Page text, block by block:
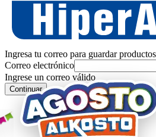
Ingresa tu correo para guardar
Correo electrónico
Ingrese un correo válido
Continuar